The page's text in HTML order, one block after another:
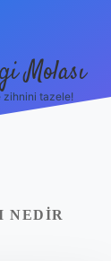
Molası
zihnini tazele!
NEDIR